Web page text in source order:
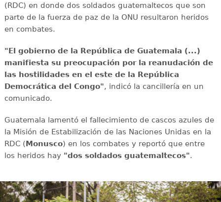
(RDC) en donde dos soldados guatemaltecos que son
parte de la fuerza de paz de la ONU resultaron heridos
en combates.
"El gobierno de la República de Guatemala (...)
manifiesta su preocupación por la reanudación de
las hostilidades en el este de la República
Democrática del Congo", indicó la cancillería en un
comunicado.
Guatemala lamentó el fallecimiento de cascos azules de
la Misión de Estabilización de las Naciones Unidas en la
RDC (Monusco) en los combates y reportó que entre
los heridos hay "dos soldados guatemaltecos".